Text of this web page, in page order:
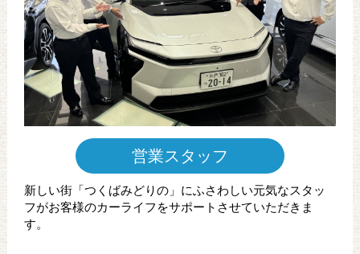
営業スタッフ
新しい街「つくばみどりの」にふさわしい元気なスタッ
フがお客様のカーライフをサポートさせていただきま
す。